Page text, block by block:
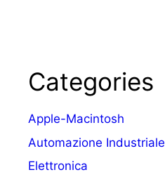
Categories
Apple-Macintosh
Automazione Industriale
Elettronica